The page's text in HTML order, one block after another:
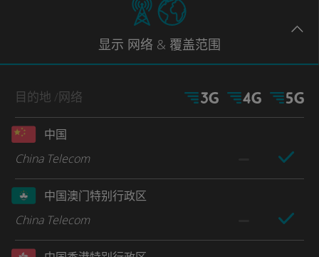
显示 网络 & 覆盖范围
目的地 /网络
中国
China Telecom
中国澳门特别行政区
China Telecom